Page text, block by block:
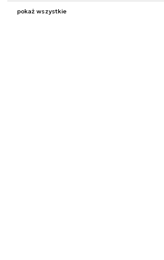
pokaż wszystkie